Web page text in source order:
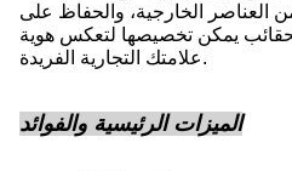
الخارجية، والحفاظ على
يمكن تخصيصها لتعكس هوية
علامتك التجارية الفريدة.
الميزات الرئيسية والفوائد